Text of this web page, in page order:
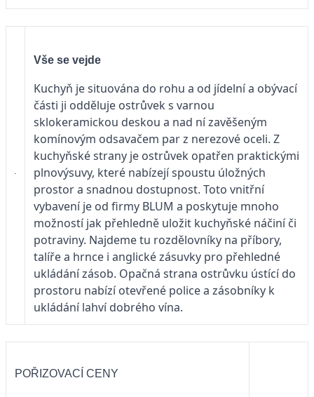
Vše se vejde
Kuchyň je situována do rohu a od jídelní a obývací
části ji odděluje ostrůvek s varnou
sklokeramickou deskou a nad ní zavěšeným
komínovým odsavačem par z nerezové oceli. Z
kuchyňské strany je ostrůvek opatřen praktickými
plnovýsuvy, které nabízejí spoustu úložných
prostor a snadnou dostupnost. Toto vnitřní
vybavení je od firmy BLUM a poskytuje mnoho
možností jak přehledně uložit kuchyňské náčiní či
potraviny. Najdeme tu rozdělovníky na příbory,
talíře a hrnce i anglické zásuvky pro přehledné
ukládání zásob. Opačná strana ostrůvku ústící do
prostoru nabízí otevřené police a zásobníky k
ukládání lahví dobrého vína.
POŘIZOVACÍ CENY